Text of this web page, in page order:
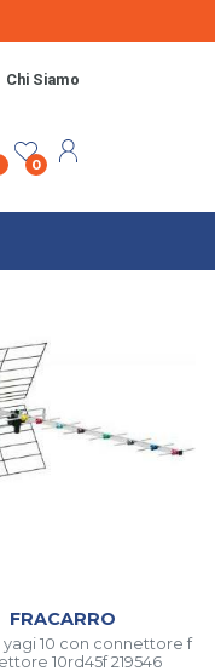
Chi Siamo
0
FRACARRO
10 con connettore f
10rd45f 219546